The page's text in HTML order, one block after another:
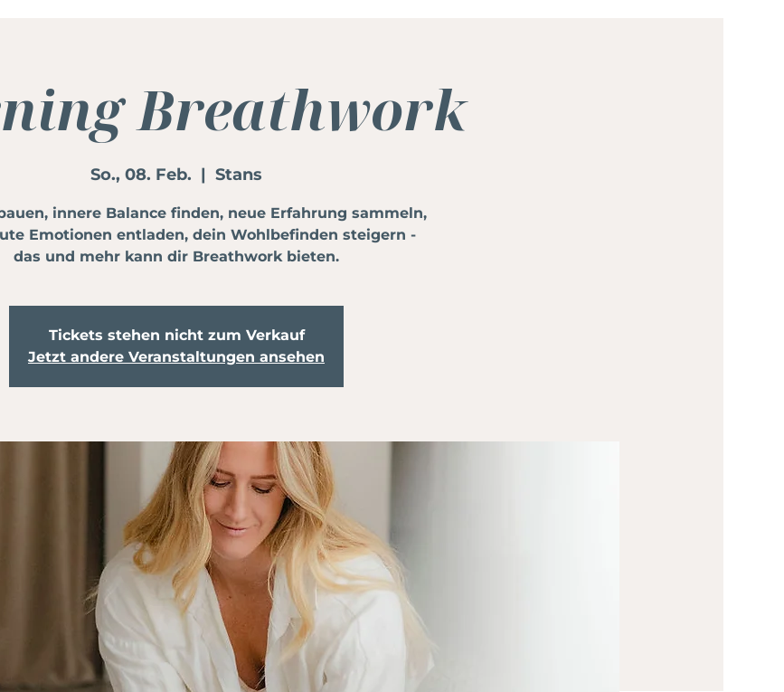
Breathwork
So., 08. Feb.
  |
Stans
innere Balance finden, neue Erfahrung sammeln,
Emotionen entladen, dein Wohlbefinden steigern -
das und mehr kann dir Breathwork bieten.
Tickets stehen nicht zum Verkauf
Jetzt andere Veranstaltungen ansehen